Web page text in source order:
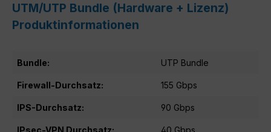
UTM/UTP Bundle (Hardware + Lizenz)
Produktinformationen
Bundle: UTP Bundle
Firewall-Durchsatz: 155 Gbps
IPS-Durchsatz: 90 Gbps